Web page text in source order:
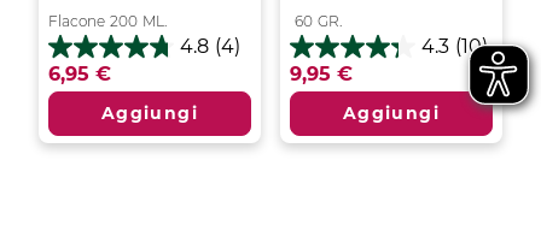
Flacone 200 ML.
4.8 (4)
4.8
su
5
stelle.
4
6,95 €
Aggiungi
60 GR.
4.3 (10)
4.3
su
5
stelle.
10
9,95 €
Aggiungi